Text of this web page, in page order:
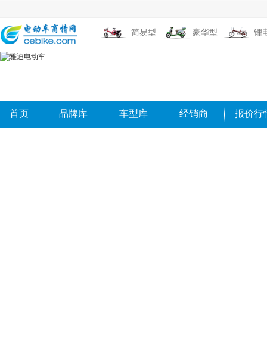
简易型 豪华型 锂
首页 品牌库 车型库 经销商 报价行